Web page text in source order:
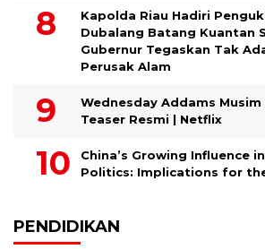
Kapolda Riau Hadiri
Dubalang Batang Kuantan
Gubernur Tegaskan Tak
Perusak Alam
Wednesday Addams
Teaser Resmi | Netflix
China’s Growing Influence
Politics: Implications for
PENDIDIKAN